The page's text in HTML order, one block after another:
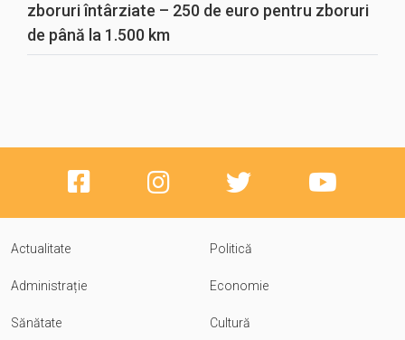
zboruri întârziate – 250 de euro pentru zboruri
de până la 1.500 km
Actualitate Politică
Administrație Economie
Sănătate Cultură